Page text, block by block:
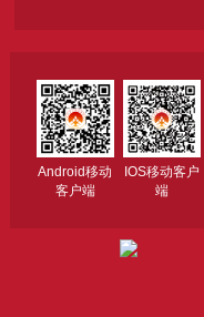
Android移动
客户端
IOS移动客户
端